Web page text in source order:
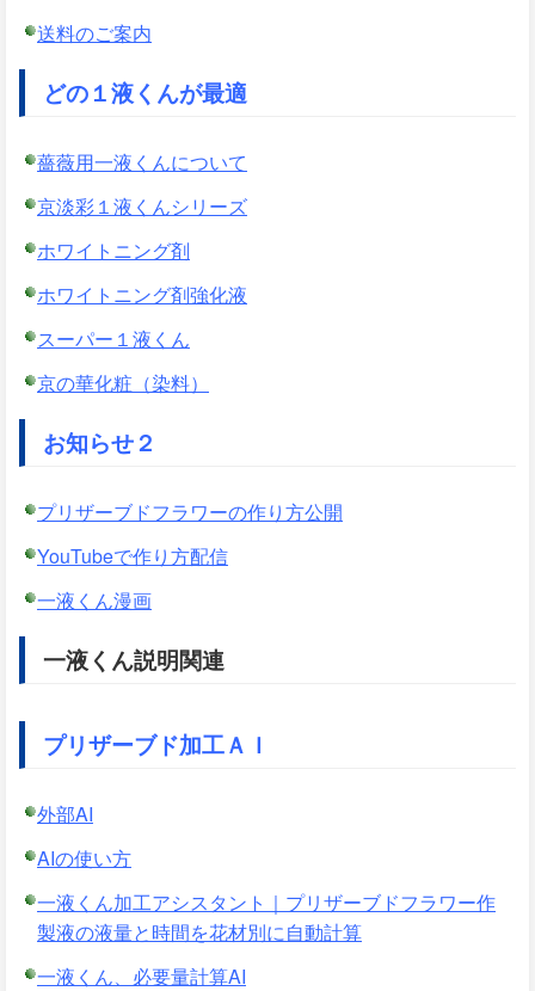
送料のご案内
どの１液くんが最適
薔薇用一液くんについて
京淡彩１液くんシリーズ
ホワイトニング剤
ホワイトニング剤強化液
スーパー１液くん
京の華化粧（染料）
お知らせ２
プリザーブドフラワーの作り方公開
YouTubeで作り方配信
一液くん漫画
一液くん説明関連
プリザーブド加工ＡＩ
外部AI
AIの使い方
一液くん加工アシスタント｜プリザーブドフラワー作
製液の液量と時間を花材別に自動計算
一液くん、必要量計算AI